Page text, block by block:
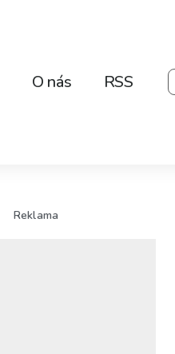
O nás RSS
Reklama